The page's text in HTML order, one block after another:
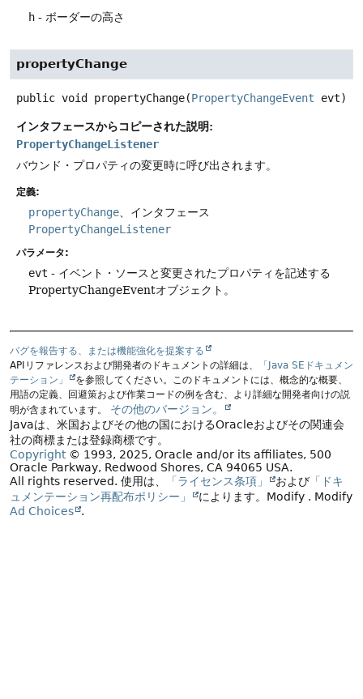
h - ボーダーの高さ
propertyChange
public void propertyChange(PropertyChangeEvent evt)
インタフェースからコピーされた説明:
PropertyChangeListener
バウンド・プロパティの変更時に呼び出されます。
定義:
propertyChange、インタフェース
PropertyChangeListener
パラメータ:
evt - イベント・ソースと変更されたプロパティを記述する
PropertyChangeEventオブジェクト。
バグを報告する、または機能強化を提案する
APIリファレンスおよび開発者のドキュメントの詳細は、
「Java SEドキュメン
テーション」
を参照してください。このドキュメントには、概念的な概要、
用語の定義、回避策および作業コードの例を含む、より詳細な開発者向けの説
明が含まれています。
その他のバージョン。
Javaは、米国およびその他の国におけるOracleおよびその関連会
社の商標または登録商標です。
Copyright© 1993, 2025, Oracle and/or its affiliates, 500
Oracle Parkway, Redwood Shores, CA 94065 USA.
All rights reserved. 使用は、 「ライセンス条項」 および 「ドキ
ュメンテーション再配布ポリシー」
によります。 Modify . Modify
Ad Choices
.